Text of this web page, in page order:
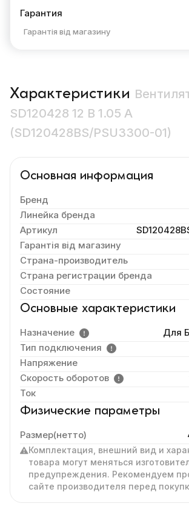
Гарантия
Гарантія від магазину
Характеристики
SD120428 12 В 1.05 A
(SD120428BS/PSU3300-01)
Основная информация
Бренд
Линейка бренда
Артикул
Гарантія від магазину
Страна-производитель
Страна регистрации бренда
Состояние
Основные характеристики
Назначение
Для
Тип подключения
Напряжение
Скорость оборотов
Ток
Физические параметры
Размер(нетто)
Комплектация, внешний вид и
товара могут меняться
предупреждения. Рекомендуем
сайте производителя перед